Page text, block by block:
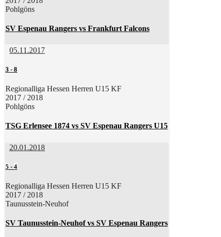
Pohlgöns
SV Espenau Rangers vs Frankfurt Falcons
05.11.2017
3 - 8
Regionalliga Hessen Herren U15 KF
2017 / 2018
Pohlgöns
TSG Erlensee 1874 vs SV Espenau Rangers U15
20.01.2018
5 - 4
Regionalliga Hessen Herren U15 KF
2017 / 2018
Taunusstein-Neuhof
SV Taunusstein-Neuhof vs SV Espenau Rangers